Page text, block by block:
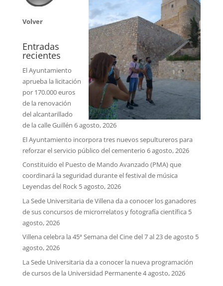
Volver
Entradas
recientes
El Ayuntamiento
aprueba la licitación
por 170.000 euros
de la renovación
del alcantarillado
de la calle Guillén 6 agosto, 2026
El Ayuntamiento incorpora tres nuevos sepultureros para
reforzar el servicio público del cementerio 6 agosto, 2026
Constituido el Puesto de Mando Avanzado (PMA) que
coordinará la seguridad durante el festival de música
Leyendas del Rock 5 agosto, 2026
La Sede Universitaria de Villena da a conocer los ganadores
de sus concursos de microrrelatos y fotografía científica 5
agosto, 2026
Villena celebra la 45ª Semana del Cine del 7 al 23 de agosto 5
agosto, 2026
La Sede Universitaria da a conocer la nueva programación
de cursos de la Universidad Permanente4 agosto, 2026